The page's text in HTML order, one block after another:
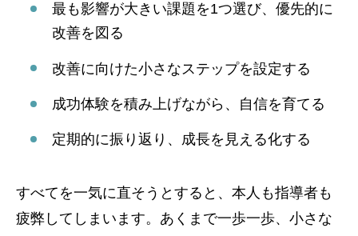
最も影響が大きい課題を1つ選び、優先的に
改善を図る
改善に向けた小さなステップを設定する
成功体験を積み上げながら、自信を育てる
定期的に振り返り、成長を見える化する
すべてを一気に直そうとすると、本人も指導者も
疲弊してしまいます。あくまで一歩一歩、小さな